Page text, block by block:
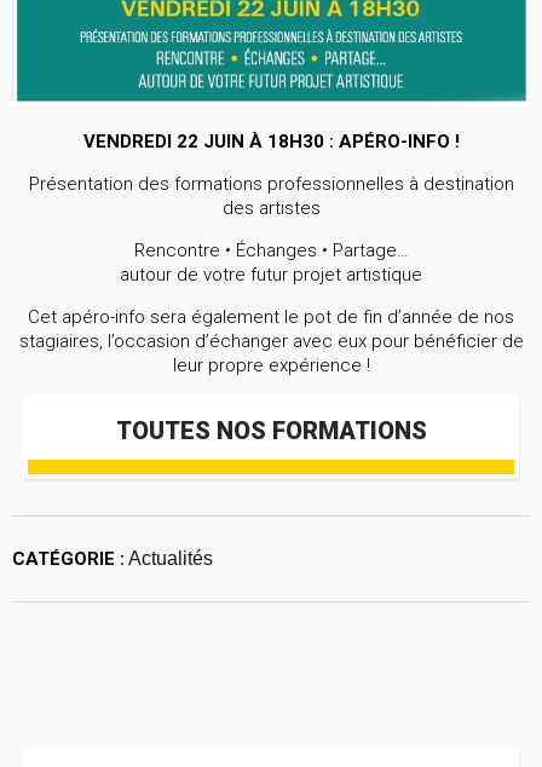
VENDREDI 22 JUIN À 18H30 : APÉRO-INFO !
Présentation des formations professionnelles à destination
des artistes
Rencontre • Échanges • Partage…
autour de votre futur projet artistique
Cet apéro-info sera également le pot de fin d’année de nos
stagiaires, l’occasion d’échanger avec eux pour bénéficier de
leur propre expérience !
TOUTES NOS FORMATIONS
CATÉGORIE : Actualités